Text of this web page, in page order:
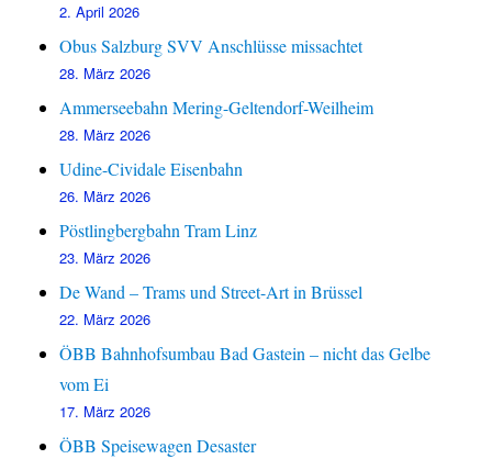
2. April 2026
Obus Salzburg SVV Anschlüsse missachtet
28. März 2026
Ammerseebahn Mering-Geltendorf-Weilheim
28. März 2026
Udine-Cividale Eisenbahn
26. März 2026
Pöstlingbergbahn Tram Linz
23. März 2026
De Wand – Trams und Street-Art in Brüssel
22. März 2026
ÖBB Bahnhofsumbau Bad Gastein – nicht das Gelbe
vom Ei
17. März 2026
ÖBB Speisewagen Desaster